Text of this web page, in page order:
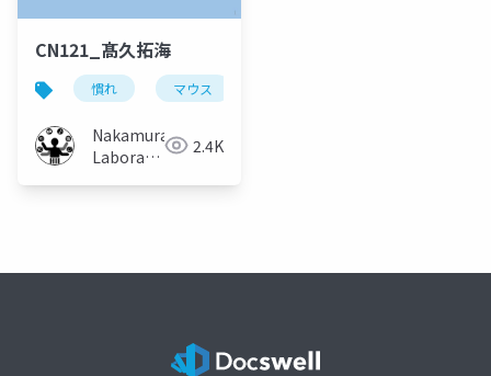
CN121_髙久拓海
慣れ マウス
Nakamura
Laboratory
2.4K